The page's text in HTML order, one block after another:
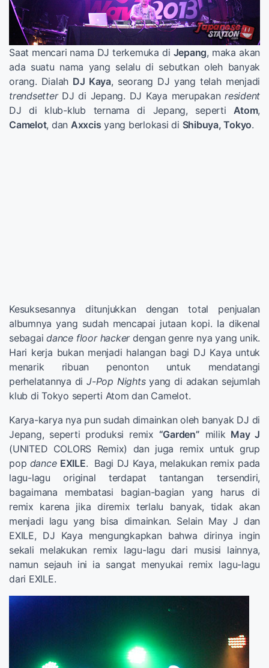
Saat mencari nama DJ terkemuka di Jepang, maka akan
ada suatu nama yang selalu di sebutkan oleh banyak
orang. Dialah DJ Kaya, seorang DJ yang telah menjadi
trendsetterDJ di Jepang. DJ Kaya merupakan resident
DJ di klub-klub ternama di Jepang, sepertiAtom,
Camelot, dan Axxcis yang berlokasi di Shibuya, Tokyo.
Kesuksesannya ditunjukkan dengan total penjualan
albumnya yang sudah mencapai jutaan kopi. Ia dikenal
sebagaidance floor hackerdengan genre nya yang unik.
Hari kerja bukan menjadi halangan bagi DJ Kaya untuk
menarik ribuan penonton untuk mendatangi
perhelatannya di J-Pop Nightsyang di adakan sejumlah
klub di Tokyo seperti Atom dan Camelot.
Karya-karya nya pun sudah dimainkan oleh banyak DJ di
Jepang, seperti produksi remix “Garden” milik May J
(UNITED COLORS Remix) dan juga remix untuk grup
pop dance EXILE. Bagi DJ Kaya, melakukan remix pada
lagu-lagu original terdapat tantangan tersendiri,
bagaimana membatasi bagian-bagian yang harus di
remix karena jika diremix terlalu banyak, tidak akan
menjadi lagu yang bisa dimainkan. Selain May J dan
EXILE, DJ Kaya mengungkapkan bahwa dirinya ingin
sekali melakukan remix lagu-lagu dari musisi lainnya,
namun sejauh ini ia sangat menyukai remix lagu-lagu
dari EXILE.